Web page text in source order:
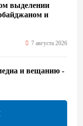
выделении
и
7 августа 2026
и вещанию -
7 августа 2026